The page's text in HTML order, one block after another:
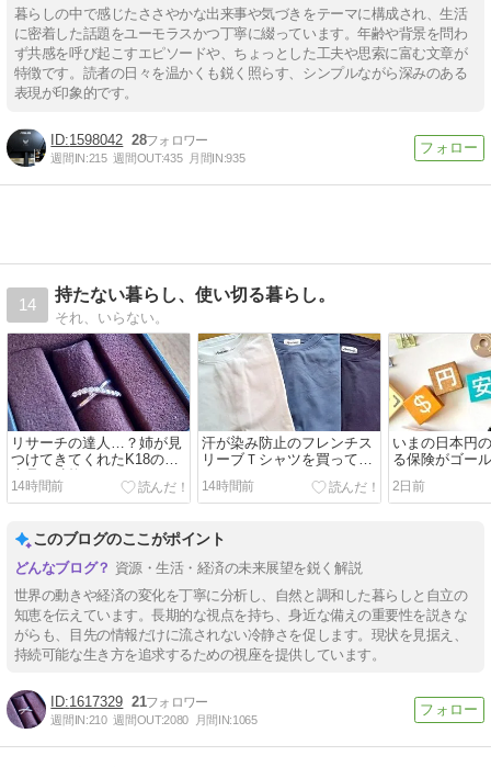
暮らしの中で感じたささやかな出来事や気づきをテーマに構成され、生活
に密着した話題をユーモラスかつ丁寧に綴っています。年齢や背景を問わ
ず共感を呼び起こすエピソードや、ちょっとした工夫や思索に富む文章が
特徴です。読者の日々を温かくも鋭く照らす、シンプルながら深みのある
表現が印象的です。
1598042 28
週間IN:215 週間OUT:435 月間IN:935
14
持たない暮らし、使い切る暮らし。
それ、いらない。
リサーチの達人…？姉が見
つけてきてくれたK18の中
古品が破格です。
14時間前
汗が染み防止のフレンチス
リーブＴシャツを買ってみ
ました（30％オフで）
14時間前
いまの日本円
る保険がゴー
ただそれだけ。
2日前
このブログのここがポイント
資源・生活・経済の未来展望を鋭く解説
世界の動きや経済の変化を丁寧に分析し、自然と調和した暮らしと自立の
知恵を伝えています。長期的な視点を持ち、身近な備えの重要性を説きな
がらも、目先の情報だけに流されない冷静さを促します。現状を見据え、
持続可能な生き方を追求するための視座を提供しています。
1617329 21
週間IN:210 週間OUT:2080 月間IN:1065